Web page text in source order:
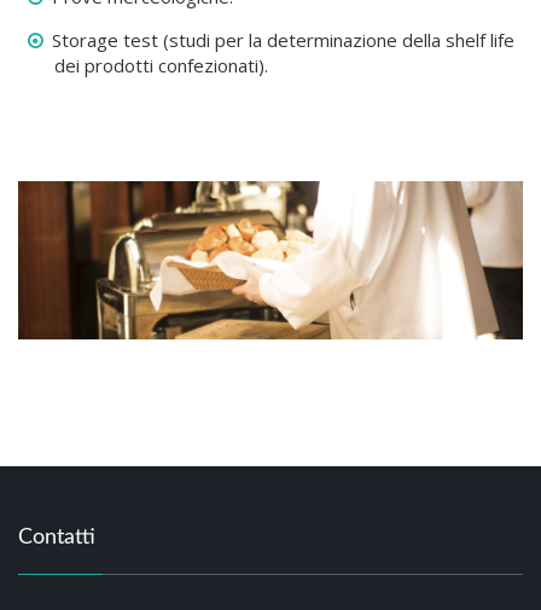
Storage test (studi per la determinazione della shelf life
dei prodotti confezionati).
Contatti